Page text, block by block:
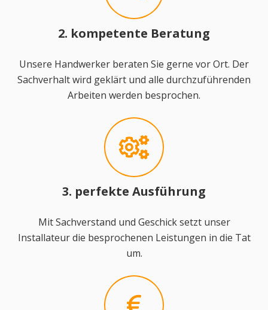
2. kompetente Beratung
Unsere Handwerker beraten Sie gerne vor Ort. Der
Sachverhalt wird geklärt und alle durchzuführenden
Arbeiten werden besprochen.
3. perfekte Ausführung
Mit Sachverstand und Geschick setzt unser
Installateur die besprochenen Leistungen in die Tat
um.